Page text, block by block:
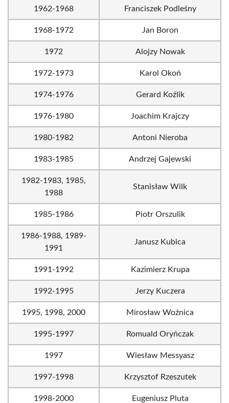
1962-1968 Franciszek Podleśny
1968-1972 Jan Boron
1972 Alojzy Nowak
1972-1973 Karol Okoń
1974-1976 Gerard Koźlik
1976-1980 Joachim Krajczy
1980-1982 Antoni Nieroba
1983-1985 Andrzej Gajewski
1982-1983, 1985,
1988
Stanisław Wilk
1985-1986 Piotr Orszulik
1986-1988, 1989-
1991
Janusz Kubica
1991-1992 Kazimierz Krupa
1992-1995 Jerzy Kuczera
1995, 1998, 2000 Mirosław Woźnica
1995-1997 Romuald Oryńczak
1997 Wiesław Messyasz
1997-1998 Krzysztof Rzeszutek
1998-2000 Eugeniusz Pluta